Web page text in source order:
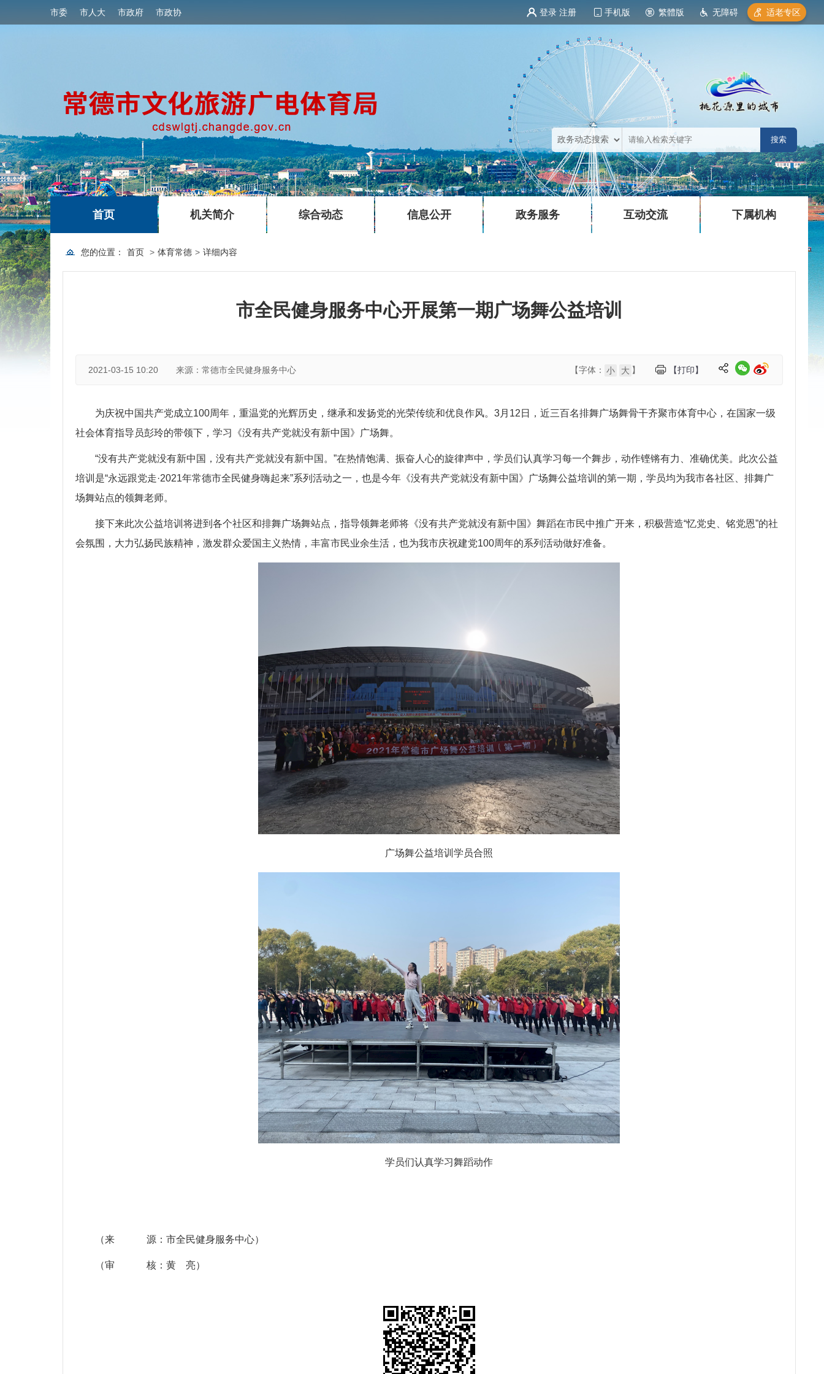
市委 市人大 市政府 市政协 登录 注册 手机版 繁體版 无障碍 适老专区
首页
|
机关简介
|
综合动态 信息公开 政务服务
|
互动交流
|
下属机构
您的位置： 首页 > 体育常德 > 详细内容
市全民健身服务中心开展第一期广场舞公益培训
2021-03-15 10:20 来源：常德市全民健身服务中心 【打印】
【字体： 小 大 】
为庆祝中国共产党成立100周年，重温党的光辉历史，继承和发扬党的光荣传统和优良作风。3月12日，近三百名排舞广场舞骨干齐聚市体育中心，在国家一级
社会体育指导员彭玲的带领下，学习《没有共产党就没有新中国》广场舞。
“没有共产党就没有新中国，没有共产党就没有新中国。”在热情饱满、振奋人心的旋律声中，学员们认真学习每一个舞步，动作铿锵有力、准确优美。此次公益
培训是“永远跟党走·2021年常德市全民健身嗨起来”系列活动之一，也是今年《没有共产党就没有新中国》广场舞公益培训的第一期，学员均为我市各社区、排舞广
场舞站点的领舞老师。
接下来此次公益培训将进到各个社区和排舞广场舞站点，指导领舞老师将《没有共产党就没有新中国》舞蹈在市民中推广开来，积极营造“忆党史、铭党恩”的社
会氛围，大力弘扬民族精神，激发群众爱国主义热情，丰富市民业余生活，也为我市庆祝建党100周年的系列活动做好准备。
广场舞公益培训学员合照
学员们认真学习舞蹈动作
（来 源：市全民健身服务中心）
（审 核：黄 亮）